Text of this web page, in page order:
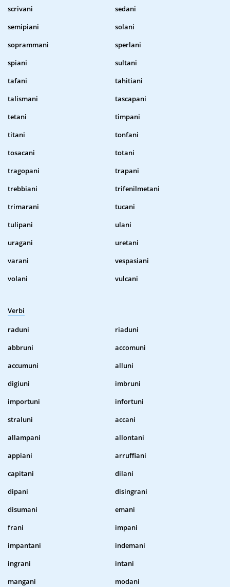
scrivani
sedani
semipiani
solani
soprammani
sperlani
spiani
sultani
tafani
tahitiani
talismani
tascapani
tetani
timpani
titani
tonfani
tosacani
totani
tragopani
trapani
trebbiani
trifenilmetani
trimarani
tucani
tulipani
ulani
uragani
uretani
varani
vespasiani
volani
vulcani
Verbi
raduni
riaduni
abbruni
accomuni
accumuni
alluni
digiuni
imbruni
importuni
infortuni
straluni
accani
allampani
allontani
appiani
arruffiani
capitani
dilani
dipani
disingrani
disumani
emani
frani
impani
impantani
indemani
ingrani
intani
mangani
modani